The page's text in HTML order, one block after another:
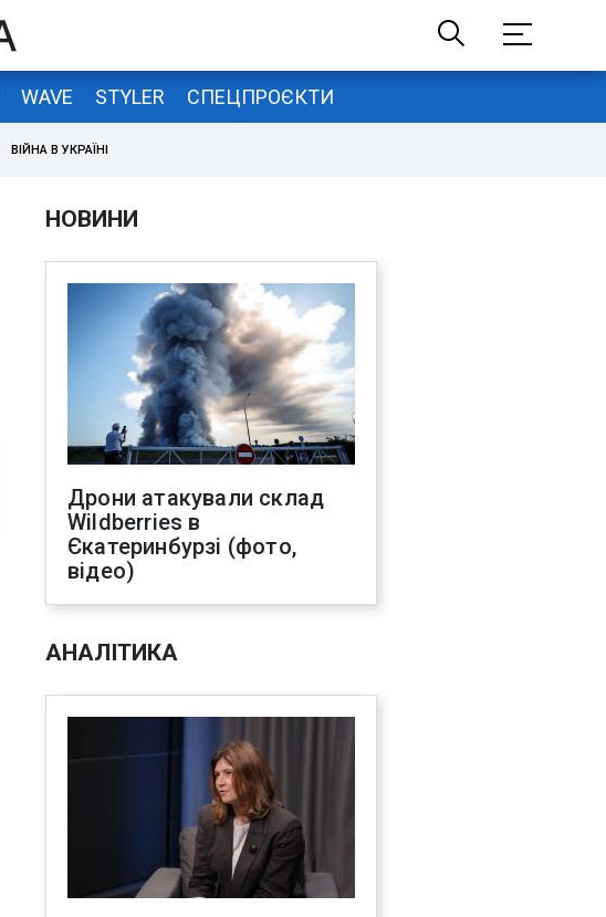
WAVE STYLER СПЕЦПРОЄКТИ
ВІЙНА В УКРАЇНІ
НОВИНИ
Дрони атакували склад
Wildberries в
Єкатеринбурзі (фото,
відео)
АНАЛІТИКА